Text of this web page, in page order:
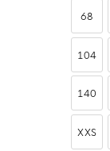
68
104
140
XXS